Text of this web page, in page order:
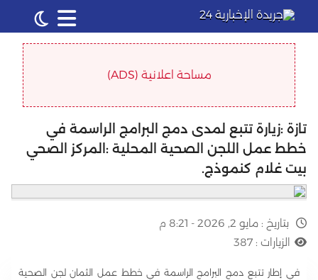
مساحة اعلانية (ADS)
تازة :زيارة تتبع لمدى دمج البرامج الراسمة في
خطط عمل اللجن الصحية المحلية :المركز الصحي
بيت غلام كنموذج.
بتاريخ : مايو 2, 2026 - 8:21 م
الزيارات : 387
في إطار تتبع دمج البرامج الراسمة في خطط عمل الثمان لجن الصحية